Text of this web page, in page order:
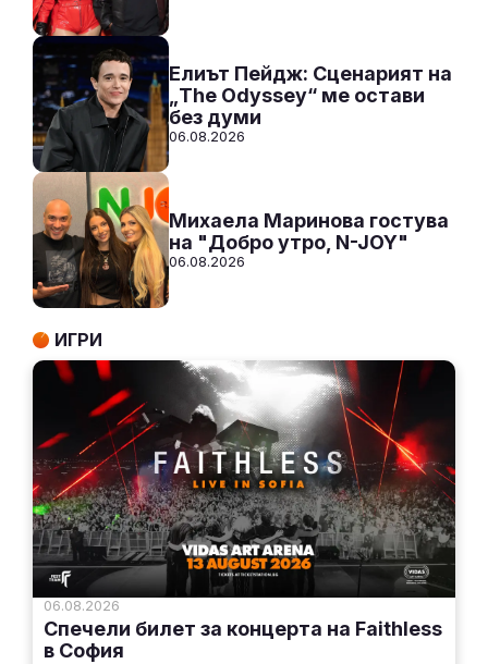
Елиът Пейдж: Сценарият на
„The Odyssey“ ме остави
без думи
06.08.2026
Михаела Маринова гостува
на "Добро утро, N-JOY"
06.08.2026
ИГРИ
06.08.2026
Спечели билет за концерта на Faithless
в София